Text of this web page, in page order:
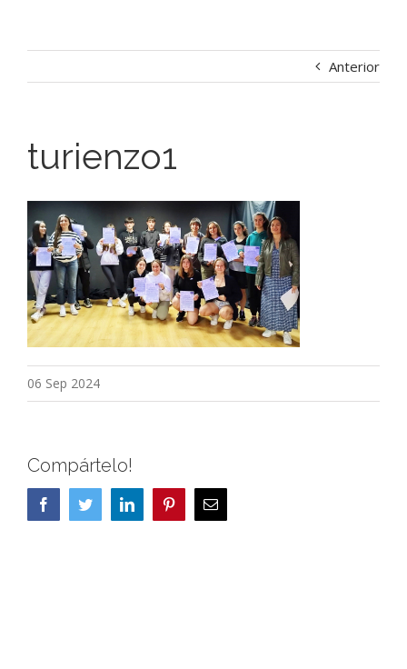
Anterior
turienzo1
06 Sep 2024
Compártelo!
FacebookTwitterLinkedIn PinterestCorreo
electrónico